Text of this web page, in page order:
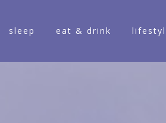
sleep eat & drink